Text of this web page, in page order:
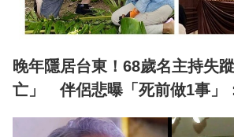
晚年隱居台東！68歲名主持失
亡」 伴侶悲曝「死前做1事」